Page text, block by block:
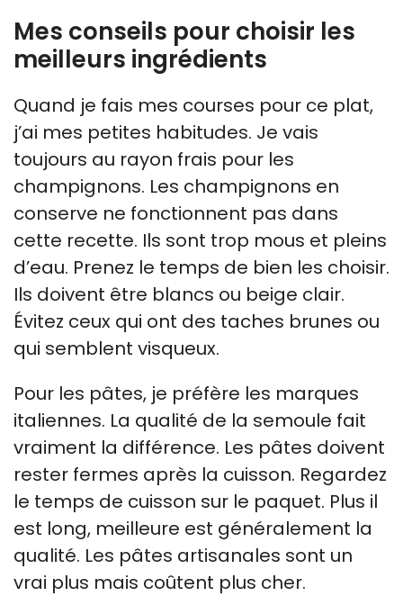
Mes conseils pour choisir les
meilleurs ingrédients
Quand je fais mes courses pour ce plat,
j’ai mes petites habitudes. Je vais
toujours au rayon frais pour les
champignons. Les champignons en
conserve ne fonctionnent pas dans
cette recette. Ils sont trop mous et pleins
d’eau. Prenez le temps de bien les choisir.
Ils doivent être blancs ou beige clair.
Évitez ceux qui ont des taches brunes ou
qui semblent visqueux.
Pour les pâtes, je préfère les marques
italiennes. La qualité de la semoule fait
vraiment la différence. Les pâtes doivent
rester fermes après la cuisson. Regardez
le temps de cuisson sur le paquet. Plus il
est long, meilleure est généralement la
qualité. Les pâtes artisanales sont un
vrai plus mais coûtent plus cher.